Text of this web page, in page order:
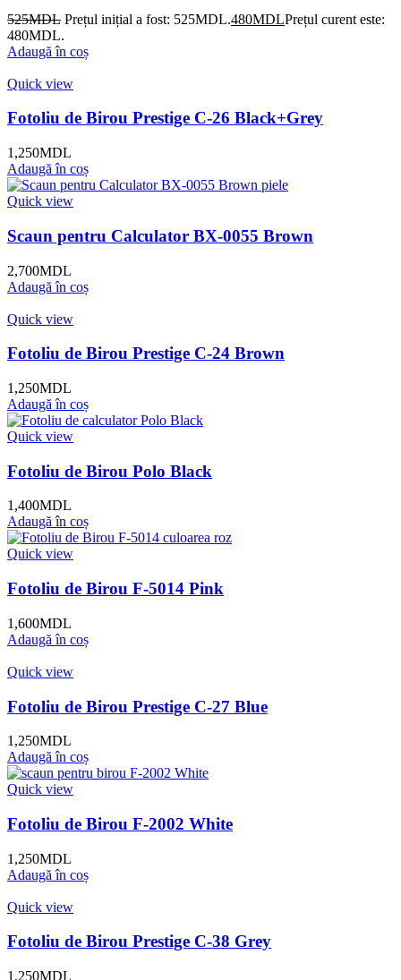
525MDL Prețul inițial a fost: 525MDL.480MDLPrețul curent este:
480MDL.
Adaugă în coș
Quick view
Fotoliu de Birou Prestige C-26 Black+Grey
1,250MDL
Adaugă în coș
Quick view
Scaun pentru Calculator BX-0055 Brown
2,700MDL
Adaugă în coș
Quick view
Fotoliu de Birou Prestige C-24 Brown
1,250MDL
Adaugă în coș
Quick view
Fotoliu de Birou Polo Black
1,400MDL
Adaugă în coș
Quick view
Fotoliu de Birou F-5014 Pink
1,600MDL
Adaugă în coș
Quick view
Fotoliu de Birou Prestige C-27 Blue
1,250MDL
Adaugă în coș
Quick view
Fotoliu de Birou F-2002 White
1,250MDL
Adaugă în coș
Quick view
Fotoliu de Birou Prestige C-38 Grey
1,250MDL